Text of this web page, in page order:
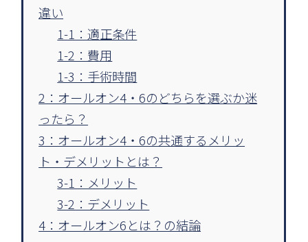
違い
1-1：適正条件
1-2：費用
1-3：手術時間
2：オールオン4・6のどちらを選ぶか迷
ったら？
3：オールオン4・6の共通するメリッ
ト・デメリットとは？
3-1：メリット
3-2：デメリット
4：オールオン6とは？の結論